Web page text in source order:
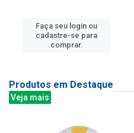
Faça seu login ou
cadastre-se para
comprar.
Produtos em Destaque
Veja mais